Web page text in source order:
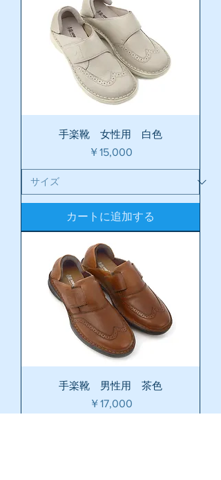
手楽靴 女性用 白色
価格
￥15,000
カートに追加する
手楽靴 男性用 茶色
価格
￥17,000